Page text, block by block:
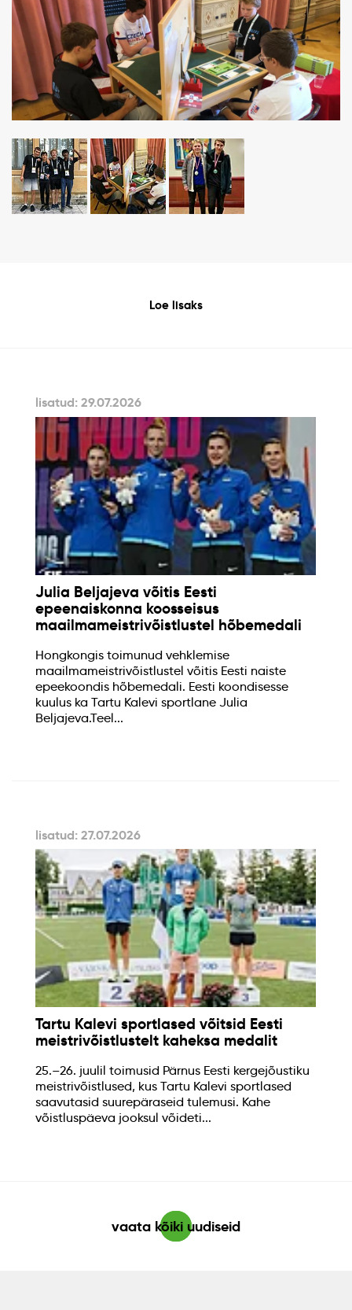
Loe lisaks
lisatud: 29.07.2026
Julia Beljajeva võitis Eesti
epeenaiskonna koosseisus
maailmameistrivõistlustel hõbemedali
Hongkongis toimunud vehklemise
maailmameistrivõistlustel võitis Eesti naiste
epeekoondis hõbemedali. Eesti koondisesse
kuulus ka Tartu Kalevi sportlane Julia
Beljajeva.Teel...
lisatud: 27.07.2026
Tartu Kalevi sportlased võitsid Eesti
meistrivõistlustelt kaheksa medalit
25.–26. juulil toimusid Pärnus Eesti kergejõustiku
meistrivõistlused, kus Tartu Kalevi sportlased
saavutasid suurepäraseid tulemusi. Kahe
võistluspäeva jooksul võideti...
vaata kõiki uudiseid